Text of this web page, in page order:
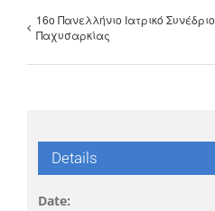
16ο Πανελλήνιο Ιατρικό Συνέδριο
Παχυσαρκίας
Details
Date: